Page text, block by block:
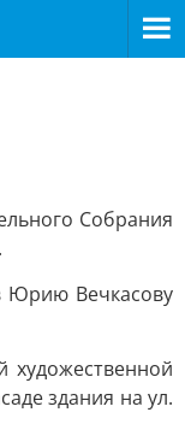
Собрания
Юрию Вечкасову
художественной
здания на ул.